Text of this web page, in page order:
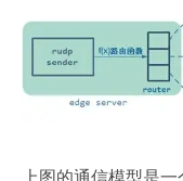
上图的通信模型是